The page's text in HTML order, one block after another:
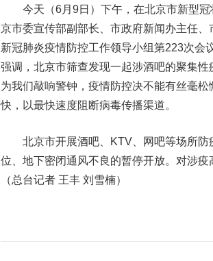
今天（6月9日）下午，在北京市新型冠
京市委宣传部副部长、市政府新闻办主任
新冠肺炎疫情防控工作领导小组第223次会
强调，北京市筛查发现一起涉酒吧的聚集
为我们敲响警钟，疫情防控决不能有丝毫
快，以最快速度阻断病毒传播渠道。
北京市开展酒吧、KTV、网吧等场所防
位、地下密闭通风不良的暂停开放。对涉疫
（总台记者 王丰 刘雪楠）